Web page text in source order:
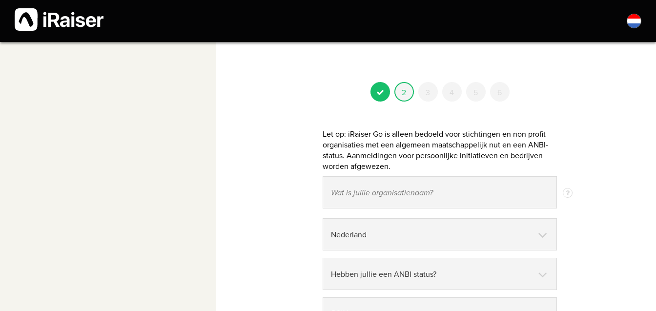
2 3 4 5 6
Let op: iRaiser Go is alleen bedoeld voor stichtingen en non profit
organisaties met een algemeen maatschappelijk nut en een ANBI-
status. Aanmeldingen voor persoonlijke initiatieven en bedrijven
worden afgewezen.